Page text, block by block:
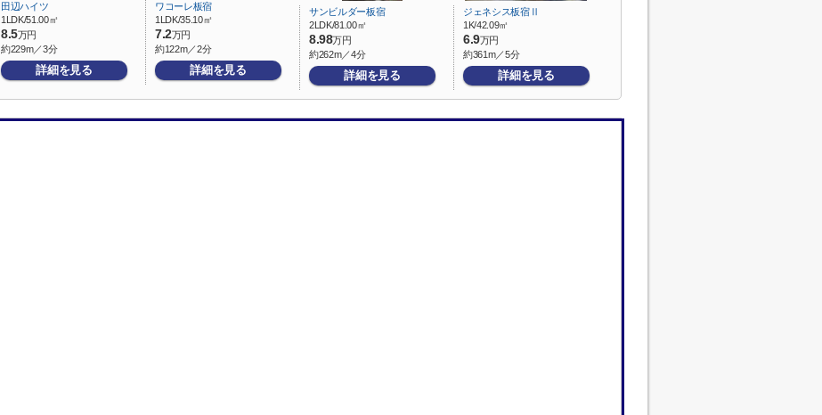
田辺ハイツ
1LDK/51.00㎡
8.5万円
約229m／3分
詳細を見る
ワコーレ板宿
1LDK/35.10㎡
7.2万円
約122m／2分
詳細を見る
サンビルダー板宿
2LDK/81.00㎡
8.98万円
約262m／4分
詳細を見る
ジェネシス板宿Ⅱ
1K/42.09㎡
6.9万円
約361m／5分
詳細を見る